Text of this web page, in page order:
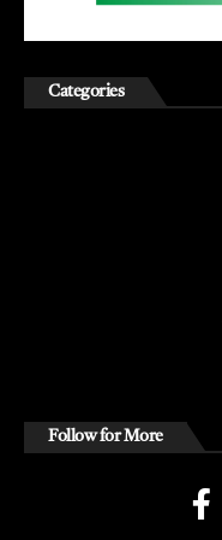
Categories
Follow for More